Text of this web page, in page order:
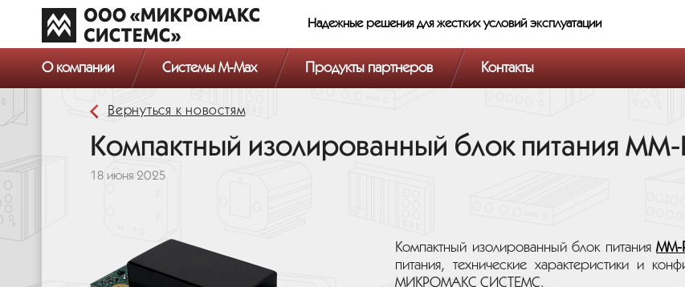
Надежные решения для жестких условий эксплуатации
О компании Системы M-Max Продукты партнеров Контакты
Вернуться к новостям
Компактный изолированный блок питания MM-
18 июня 2025
Компактный изолированный блок питания MM-
питания, технические характеристики и
МИКРОМАКС СИСТЕМС.